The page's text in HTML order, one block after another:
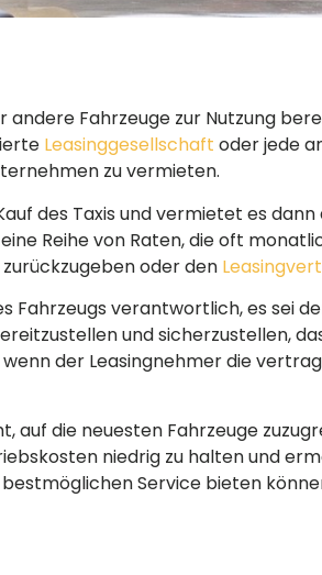
andere Fahrzeuge zur Nutzung
Leasinggesellschaft oder jede
zu vermieten.
des Taxis und vermietet es dann
Reihe von Raten, die oft
oder den
Fahrzeugs verantwortlich, es sei
und sicherzustellen,
der Leasingnehmer die
auf die neuesten Fahrzeuge
niedrig zu halten und
Service bieten